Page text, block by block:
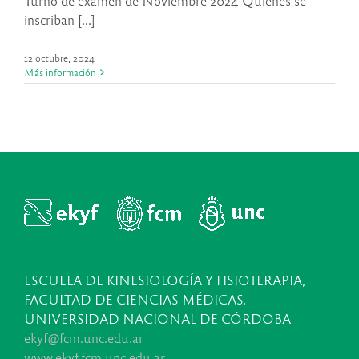
inscriban [...]
12 octubre, 2024
Más información
ESCUELA DE KINESIOLOGÍA Y FISIOTERAPIA,
FACULTAD DE CIENCIAS MÉDICAS,
UNIVERSIDAD NACIONAL DE CÓRDOBA
ekyf@fcm.unc.edu.ar